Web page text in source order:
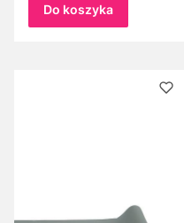
Styropianowy śnieg
Do koszyka